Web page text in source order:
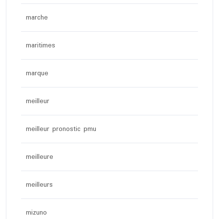
marche
maritimes
marque
meilleur
meilleur pronostic pmu
meilleure
meilleurs
mizuno